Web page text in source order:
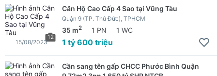
12
Căn Hộ Cao Cấp 4 Sao tại Vũng Tàu
Quận 9 (TP. Thủ Đức), TPHCM
35 m2 1 PN 1 WC
1 tỷ 600 triệu
15/08/2023
Cần sang tên gấp CHCC Phước Bình Quận